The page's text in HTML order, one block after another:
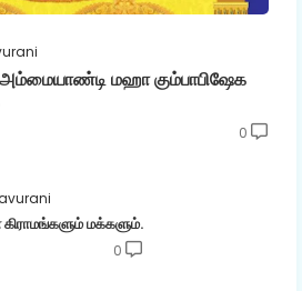
மஹா கும்பாபிஷேக
0
கிராமங்களும் மக்களும்.
0